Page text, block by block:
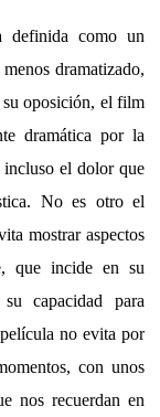
definida como un
dramatizado,
oposición, el film
dramática por la
incluso el dolor que
No es otro el
mostrar aspectos
que incide en su
capacidad para
no evita por
con unos
nos recuerdan en